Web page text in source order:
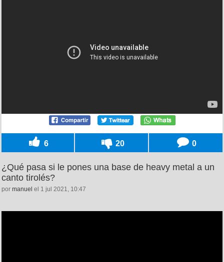
6 20 0
¿Qué pasa si le pones una base de heavy metal a un
canto tirolés?
por manuel el 1 jul 2021, 10:47